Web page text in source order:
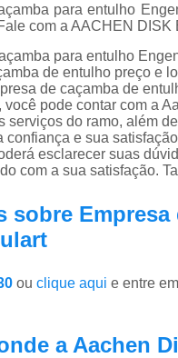
para entulho
com a AACHEN
para entulho
de entulho preço e
de caçamba de
pode contar com a
serviços do ramo, além
confiança e sua
esclarecer suas
com a sua satisfação.
sobre
ouclique aqui e entre
a Aachen